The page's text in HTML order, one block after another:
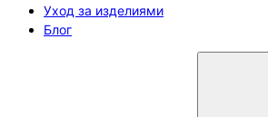
Уход за изделиями
Блог